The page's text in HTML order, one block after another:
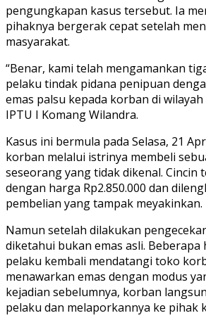
pengungkapan kasus tersebut. Ia
pihaknya bergerak cepat setelah
masyarakat.
“Benar, kami telah mengamankan
pelaku tindak pidana penipuan
emas palsu kepada korban di wilayah
IPTU I Komang Wilandra.
Kasus ini bermula pada Selasa, 21
korban melalui istrinya membeli
seseorang yang tidak dikenal. Cincin
dengan harga Rp2.850.000 dan
pembelian yang tampak meyakinkan.
Namun setelah dilakukan
diketahui bukan emas asli. Beberapa
pelaku kembali mendatangi toko
menawarkan emas dengan modus
kejadian sebelumnya, korban
pelaku dan melaporkannya ke pihak